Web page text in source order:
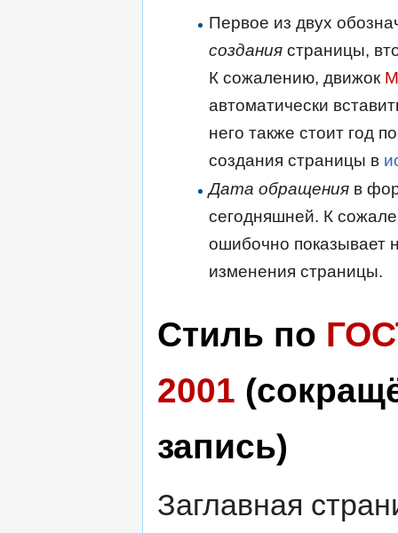
Первое из двух
созданиястраницы,
К сожалению, движок
автоматически
него также стоит год
создания страницы в
Дата обращенияв
сегодняшней. К
ошибочно показывает
изменения страницы.
Стиль по
2001
запись)
Заглавная